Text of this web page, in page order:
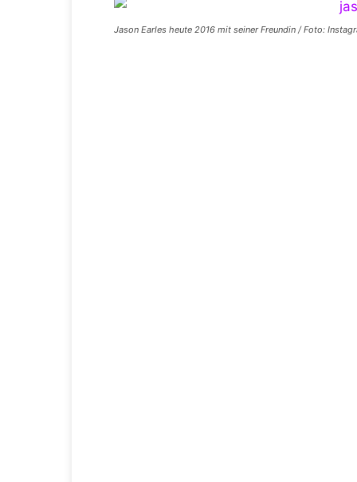
Jason Earles heute 2016 mit seiner Freundin / Foto: